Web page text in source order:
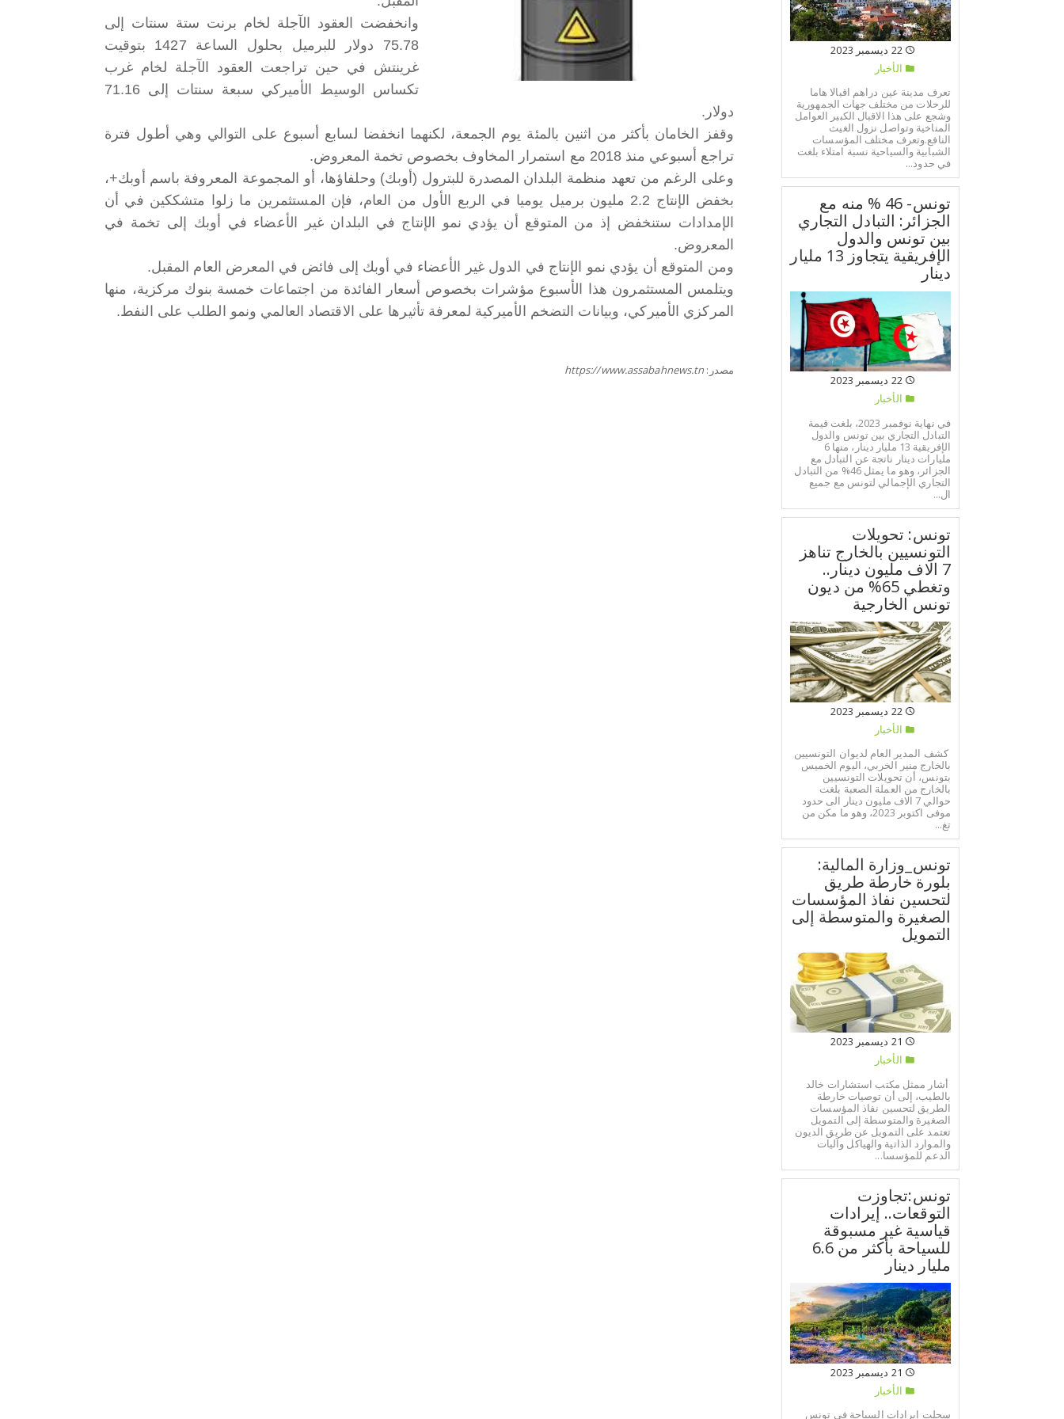
وانخفضت العقود الآجلة لخام برنت ستة سنتات إلى
75.78 دولار للبرميل بحلول الساعة 1427 بتوقيت
غرينتش في حين تراجعت العقود الآجلة لخام غرب
تكساس الوسيط الأميركي سبعة سنتات إلى 71.16
دولار.
وقفز الخامان بأكثر من اثنين بالمئة يوم الجمعة، لكنهما انخفضا لسابع أسبوع على التوالي وهي أطول فترة
تراجع أسبوعي منذ 2018 مع استمرار المخاوف بخصوص تخمة المعروض.
وعلى الرغم من تعهد منظمة البلدان المصدرة للبترول (أوبك) وحلفاؤها، أو المجموعة المعروفة باسم أوبك+،
بخفض الإنتاج 2.2 مليون برميل يوميا في الربع الأول من العام، فإن المستثمرين ما زلوا متشككين في أن
الإمدادات ستنخفض إذ من المتوقع أن يؤدي نمو الإنتاج في البلدان غير الأعضاء في أوبك إلى تخمة في
المعروض.
ومن المتوقع أن يؤدي نمو الإنتاج في الدول غير الأعضاء في أوبك إلى فائض في المعرض العام المقبل.
ويتلمس المستثمرون هذا الأسبوع مؤشرات بخصوص أسعار الفائدة من اجتماعات خمسة بنوك مركزية، منها
المركزي الأميركي، وبيانات التضخم الأميركية لمعرفة تأثيرها على الاقتصاد العالمي ونمو الطلب على النفط.
مصدر: https://www.assabahnews.tn
الأخبار
تعرف مدينة عين دراهم اقبالا هاما
للرحلات من مختلف جهات الجمهورية
وشجع على هذا الاقبال الكبير العوامل
المناخية وتواصل نزول الغيث
النافع.وتعرف مختلف المؤسسات
الشبابية والسياحية نسبة امتلاء بلغت
في حدود...
تونس- 46 % منه مع
الجزائر: التبادل التجاري
بين تونس والدول
الإفريقية يتجاوز 13 مليار
دينار
22 ديسمبر 2023
الأخبار
في نهاية نوفمبر 2023، بلغت قيمة
التبادل التجاري بين تونس والدول
الإفريقية 13 مليار دينار، منها 6
مليارات دينار ناتجة عن التبادل مع
الجزائر، وهو ما يمثل 46% من التبادل
التجاري الإجمالي لتونس مع جميع
ال...
تونس: تحويلات
التونسيين بالخارج تناهز
7 الاف مليون دينار..
وتغطي 65% من ديون
تونس الخارجية
الأخبار
كشف المدير العام لديوان التونسيين
بالخارج منير الخربي، اليوم الخميس
بتونس، أن تحويلات التونسيين
بالخارج من العملة الصعبة بلغت
حوالي 7 الاف مليون دينار الى حدود
موفى اكتوبر 2023، وهو ما مكن من
تغ...
تونس_وزارة المالية:
بلورة خارطة طريق
لتحسين نفاذ المؤسسات
الصغيرة والمتوسطة إلى
التمويل
الأخبار
أشار ممثل مكتب استشارات خالد
بالطيب، إلى أن توصيات خارطة
الطريق لتحسين نفاذ المؤسسات
الصغيرة والمتوسطة إلى التمويل
تعتمد على التمويل عن طريق الديون
والموارد الذاتية والهياكل وآليات
الدعم للمؤسسا...
تونس:تجاوزت
التوقعات.. إيرادات
قياسية غير مسبوقة
للسياحة بأكثر من 6.6
مليار دينار
الأخبار
سجلت إيرادات السياحة في تونس